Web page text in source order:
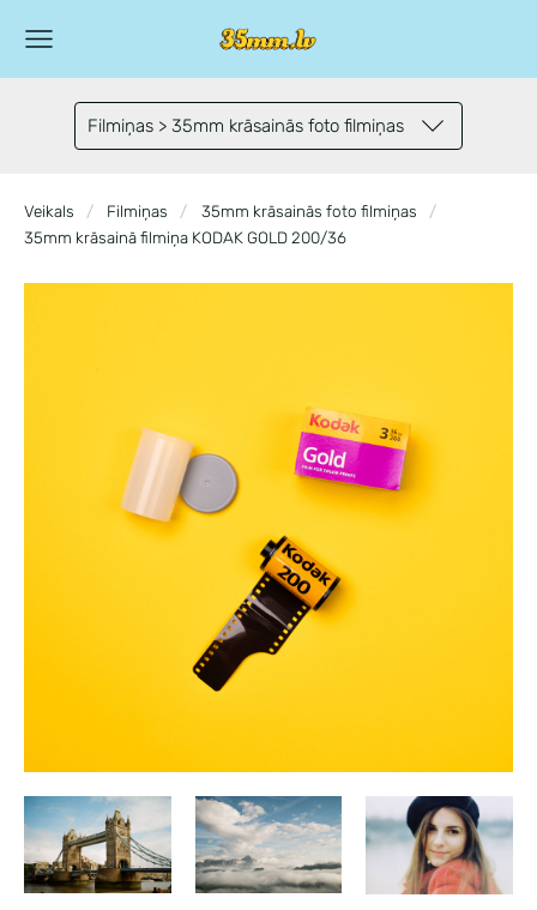
Filmiņas > 35mm krāsainās foto filmiņas
Veikals Filmiņas
35mm krāsainās foto filmiņas
35mm krāsainā filmiņa KODAK GOLD 200/36